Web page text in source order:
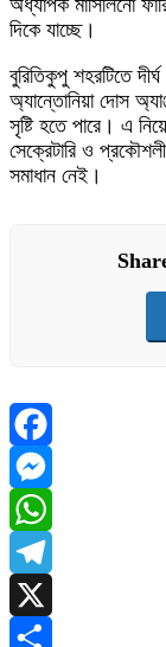
অধ্যাপক মার্সিলিনো
দিকে যাচ্ছে।
বুরিতিকুপু শহরটিতে
অ্যান্তোনিয়া দোস
সৃষ্টি হতে পারে। এ
সেক্রেটারি ও
সমাধান নেই।
Facebook
Messenger
WhatsApp
Telegram
X